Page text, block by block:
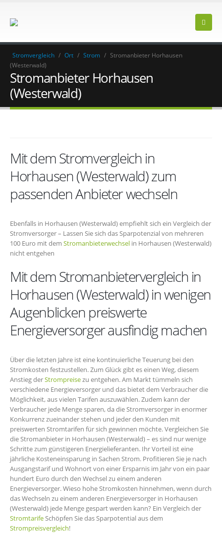
Stromvergleich / Ort / Strom / Stromanbieter Horhausen
(Westerwald)
Stromanbieter Horhausen
(Westerwald)
Mit dem Stromvergleich in
Horhausen (Westerwald) zum
passenden Anbieter wechseln
Ebenfalls in Horhausen (Westerwald) empfiehlt sich ein Vergleich der
Stromversorger – Lassen Sie sich das Sparpotenzial von mehreren
100 Euro mit dem Stromanbieterwechsel in Horhausen (Westerwald)
nicht entgehen
Mit dem Stromanbietervergleich in
Horhausen (Westerwald) in wenigen
Augenblicken preiswerte
Energieversorger ausfindig machen
Über die letzten Jahre ist eine kontinuierliche Teuerung bei den
Stromkosten festzustellen. Zum Glück gibt es einen Weg, diesem
Anstieg derStrompreisezu entgehen. Am Markt tümmeln sich
verschiedene Energieversorger und das bietet dem Verbraucher die
Möglichkeit, aus vielen Tarifen auszuwählen. Zudem kann der
Verbraucher jede Menge sparen, da die Stromversorger in enormer
Konkurrenz zueinander stehen und jeder den Kunden mit
preiswerten Stromtarifen für sich gewinnen möchte. Vergleichen Sie
die Stromanbieter in Horhausen (Westerwald) – es sind nur wenige
Schritte zum günstigeren Energielieferanten. Ihr Vorteil ist eine
jährliche Kosteneinsparung in Sachen Strom. Profitieren Sie je nach
Ausgangstarif und Wohnort von einer Ersparnis im Jahr von ein paar
hundert Euro durch den Wechsel zu einem anderen
Energieversorger. Wieso hohe Stromkosten hinnehmen, wenn durch
das Wechseln zu einem anderen Energieversorger in Horhausen
(Westerwald) jede Menge gespart werden kann? Ein Vergleich der
Stromtarife Schöpfen Sie das Sparpotential aus dem
Strompreisvergleich!